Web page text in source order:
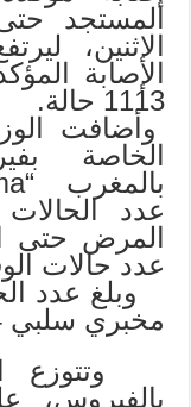
المستجد
الإثنين،
الإصابة
1113 حالة.
وأضافت
الخاصة
عدد
عدد حالات
وبلغ عدد
مخبري سلبي 3954 حالة.
وتتوزع
بالفيروس،